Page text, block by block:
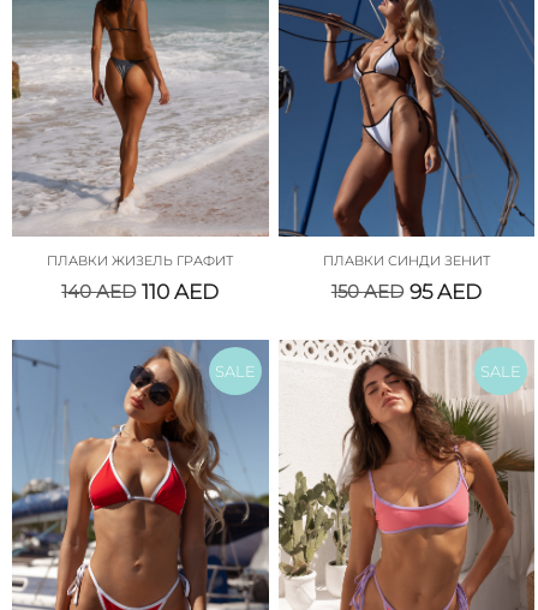
ПЛАВКИ ЖИЗЕЛЬ ГРАФИТ
140AED 110AED
ПЛАВКИ СИНДИ ЗЕНИТ
150AED 95AED
SALE SALE